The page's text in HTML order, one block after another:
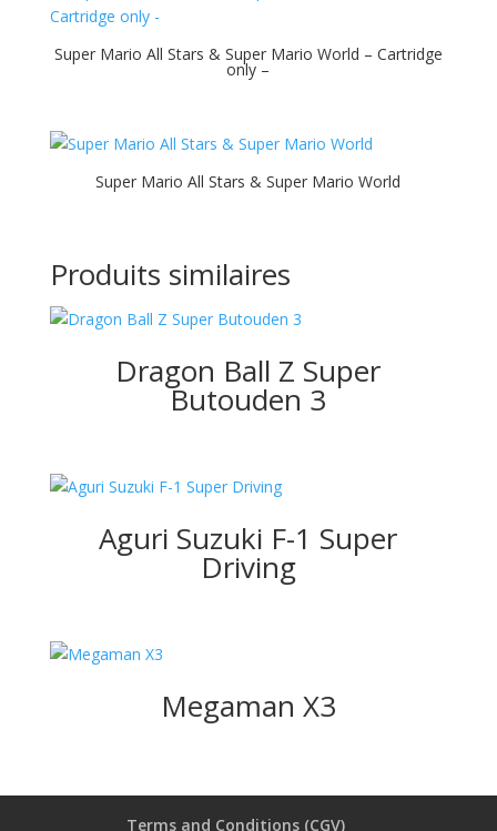
Super Mario All Stars & Super Mario World – Cartridge
only –
Super Mario All Stars & Super Mario World
Produits similaires
Dragon Ball Z Super
Butouden 3
Aguri Suzuki F-1 Super
Driving
Megaman X3
Terms and Conditions (CGV)